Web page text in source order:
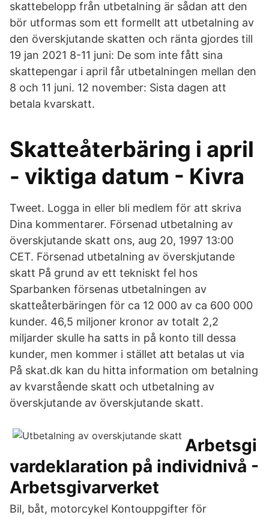
skattebelopp från utbetalning är sådan att den
bör utformas som ett formellt att utbetalning av
den överskjutande skatten och ränta gjordes till
19 jan 2021 8-11 juni: De som inte fått sina
skattepengar i april får utbetalningen mellan den
8 och 11 juni. 12 november: Sista dagen att
betala kvarskatt.
Skatteåterbäring i april
- viktiga datum - Kivra
Tweet. Logga in eller bli medlem för att skriva
Dina kommentarer. Försenad utbetalning av
överskjutande skatt ons, aug 20, 1997 13:00
CET. Försenad utbetalning av överskjutande
skatt På grund av ett tekniskt fel hos
Sparbanken försenas utbetalningen av
skatteåterbäringen för ca 12 000 av ca 600 000
kunder. 46,5 miljoner kronor av totalt 2,2
miljarder skulle ha satts in på konto till dessa
kunder, men kommer i stället att betalas ut via
På skat.dk kan du hitta information om betalning
av kvarstående skatt och utbetalning av
överskjutande av överskjutande skatt.
Arbetsgi
vardeklaration på individnivå -
Arbetsgivarverket
Bil, båt, motorcykel Kontouppgifter för